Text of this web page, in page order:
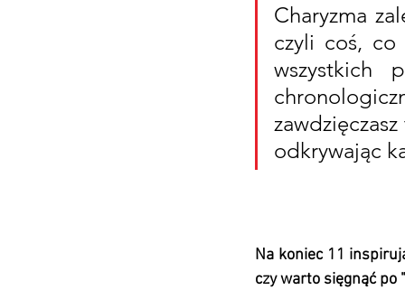
Charyzma
czyli coś, co
wszystkich
odkrywając
Na koniec 11
czy warto sięgnąć